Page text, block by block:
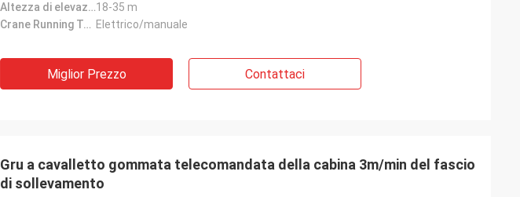
Altezza di elevazione:18-35 m
Crane Running Type: Elettrico/manuale
Miglior Prezzo Contattaci
Gru a cavalletto gommata telecomandata della cabina 3m/min del fascio
di sollevamento